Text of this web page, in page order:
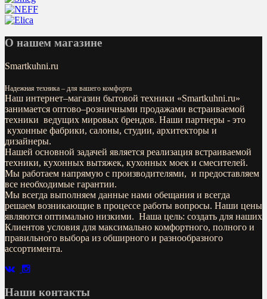
О нашем магазине
Smartkuhni.ru
Надежная техника – для вашего комфорта
Наш интернет–магазин бытовой техники «Smartkuhni.ru»
занимается оптово–розничными продажами встраиваемой
техники ведущих мировых брендов. Наши партнеры - это
кухонные фабрики, салоны, студии, архитекторы и
дизайнеры.
Нашей основной задачей является реализация встраиваемой
техники, кухонных вытяжек, кухонных моек и смесителей.
Мы работаем напрямую с производителями, и предоставляем
все необходимые гарантии.
Мы всегда выполняем данные нами обещания и всегда
решаем возникающие в процессе работы вопросы. Наши цены
являются оптимально низкими. Наша цель: создать для наших
Клиентов условия для максимально комфортного, полного и
правильного выбора из обширного и разнообразного
ассортимента.
Наши контакты